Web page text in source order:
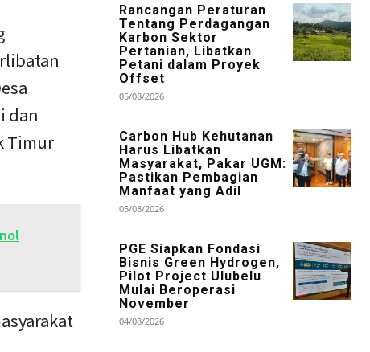
dan
Timur
Rancangan Peraturan
Tentang Perdagangan
Karbon Sektor
Pertanian, Libatkan
Petani dalam Proyek
Offset
05/08/2026
Carbon Hub Kehutanan
Harus Libatkan
Masyarakat, Pakar UGM:
Pastikan Pembagian
Manfaat yang Adil
05/08/2026
PGE Siapkan Fondasi
Bisnis Green Hydrogen,
Pilot Project Ulubelu
Mulai Beroperasi
November
04/08/2026